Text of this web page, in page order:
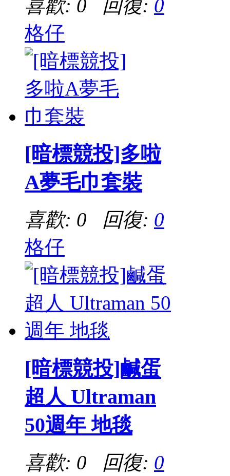
喜歡: 0 回復: 0
格仔
[暗標競投]多啦
A夢毛巾套裝
喜歡: 0 回復: 0
格仔
[暗標競投]鹹蛋
超人 Ultraman
50週年 地毯
喜歡: 0 回復: 0